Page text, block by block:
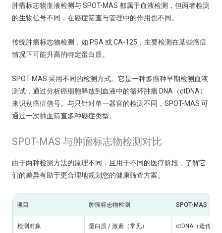
肿瘤标志物血液检测与 SPOT-MAS 都属于血液检测，但两者检测
的生物信号不同，在癌症筛查与管理中的作用也不同。
传统肿瘤标志物检测，如 PSA 或 CA-125，主要检测在某些癌症
情况下可能升高的特定蛋白质。
SPOT-MAS 采用不同的检测方式。它是一种多癌种早期检测血液
测试，通过分析癌细胞释放到血液中的循环肿瘤 DNA（ctDNA）
来识别癌症信号。与只针对单一器官的检测不同，SPOT-MAS 可
通过一次抽血筛查多种癌症类型。
SPOT-MAS 与肿瘤标志物检测对比
由于两种检测方法的原理不同，且用于不同的医疗阶段，了解它
们的差异有助于更合理地规划您的健康筛查方案。
项目 肿瘤标志物检测 SPOT-MAS
检测对象 蛋白质 / 激素（常见） ctDNA（遗传物